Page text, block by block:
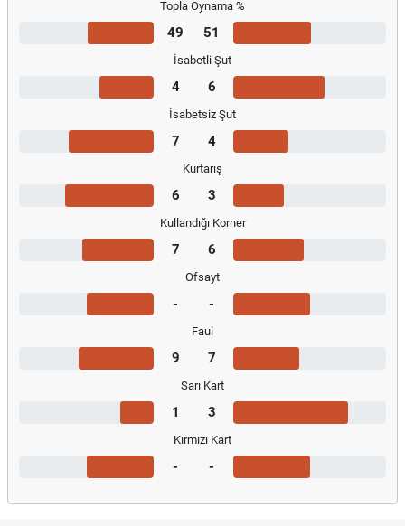
Topla Oynama %
49 51
İsabetli Şut
4 6
İsabetsiz Şut
7 4
Kurtarış
6 3
Kullandığı Korner
7 6
Ofsayt
- -
Faul
9 7
Sarı Kart
1 3
Kırmızı Kart
- -